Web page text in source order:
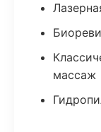
массаж